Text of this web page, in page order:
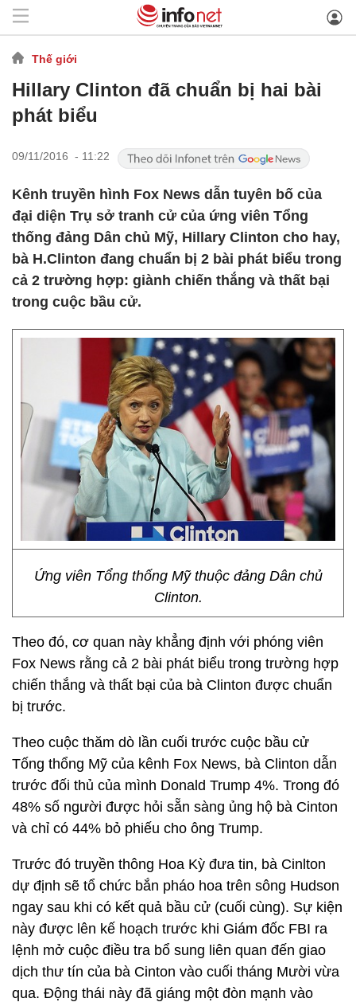
Thế giới
Hillary Clinton đã chuẩn bị hai bài
phát biểu
09/11/2016 - 11:22
Kênh truyền hình Fox News dẫn tuyên bố của
đại diện Trụ sở tranh cử của ứng viên Tổng
thống đảng Dân chủ Mỹ, Hillary Clinton cho hay,
bà H.Clinton đang chuẩn bị 2 bài phát biểu trong
cả 2 trường hợp: giành chiến thắng và thất bại
trong cuộc bầu cử.
Ứng viên Tổng thống Mỹ thuộc đảng Dân chủ
Clinton.
Theo đó, cơ quan này khẳng định với phóng viên
Fox News rằng cả 2 bài phát biểu trong trường hợp
chiến thắng và thất bại của bà Clinton được chuẩn
bị trước.
Theo cuộc thăm dò lần cuối trước cuộc bầu cử
Tống thổng Mỹ của kênh Fox News, bà Clinton dẫn
trước đối thủ của mình Donald Trump 4%. Trong đó
48% số người được hỏi sẵn sàng ủng hộ bà Cinton
và chỉ có 44% bỏ phiếu cho ông Trump.
Trước đó truyền thông Hoa Kỳ đưa tin, bà Cinlton
dự định sẽ tổ chức bắn pháo hoa trên sông Hudson
ngay sau khi có kết quả bầu cử (cuối cùng). Sự kiện
này được lên kế hoạch trước khi Giám đốc FBI ra
lệnh mở cuộc điều tra bổ sung liên quan đến giao
dịch thư tín của bà Cinton vào cuối tháng Mười vừa
qua. Động thái này đã giáng một đòn mạnh vào